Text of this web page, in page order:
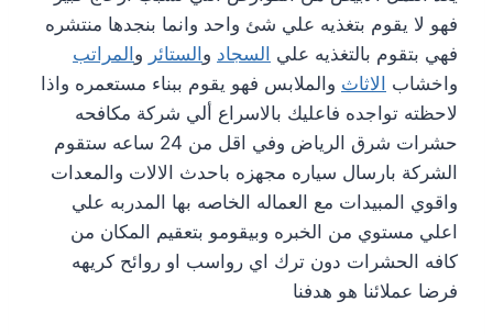
فهو لا يقوم بتغذيه علي شئ واحد وانما بنجدها منتشره
فهي بتقوم بالتغذيه علي السجاد والستائر والمراتب
واخشاب الاثاث والملابس فهو يقوم ببناء مستعمره واذا
لاحظته تواجده فاعليك بالاسراع ألي شركة مكافحه
حشرات شرق الرياض وفي اقل من 24 ساعه ستقوم
الشركة بارسال سياره مجهزه باحدث الالات والمعدات
واقوي المبيدات مع العماله الخاصه بها المدربه علي
اعلي مستوي من الخبره وبيقومو بتعقيم المكان من
كافه الحشرات دون ترك اي رواسب او روائح كريهه
فرضا عملائنا هو هدفنا